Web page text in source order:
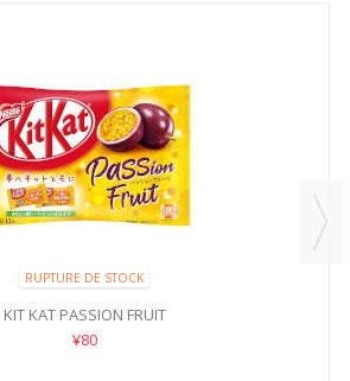
RUPTURE DE STOCK
KIT KAT PASSION FRUIT
¥80